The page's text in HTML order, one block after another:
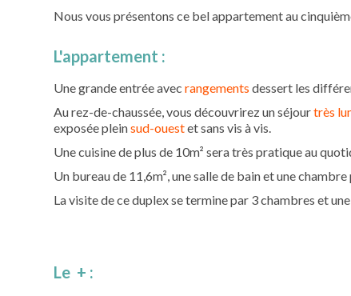
Nous vous présentons ce bel appartement au
L'appartement :
Une grande entrée avecrangements dessert les
Au rez-de-chaussée, vous découvrirez un séjourtrès
exposée pleinsud-ouestet sans vis à vis.
Une cuisine de plus de 10m² sera très pratique au
Un bureau de 11,6m², une salle de bain et une
La visite de ce duplex se termine par 3 chambres et
Le + :